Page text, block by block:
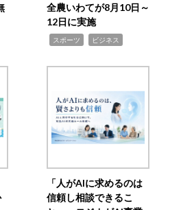
全農いわてが8月10日～
12日に実施
スポーツ ビジネス
「人がAIに求めるのは
信頼し相談できるこ